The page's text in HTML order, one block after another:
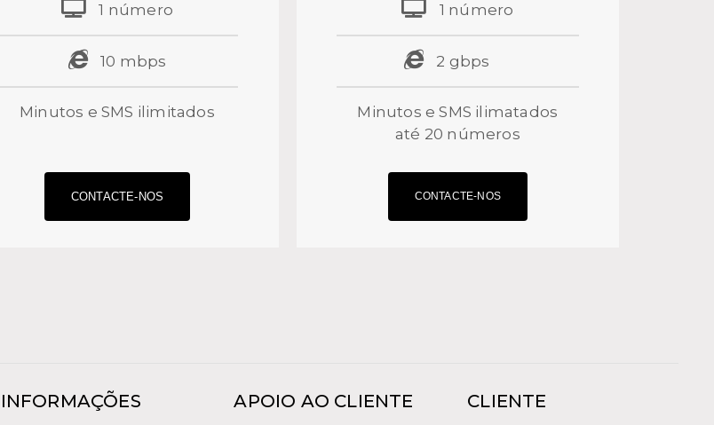
1 número
10 mbps
Minutos e SMS ilimitados
CONTACTE-NOS
1 número
2 gbps⠀⠀
Minutos e SMS ilimatados
até 20 números
CONTACTE-NOS
INFORMAÇÕES APOIO AO CLIENTE CLIENTE